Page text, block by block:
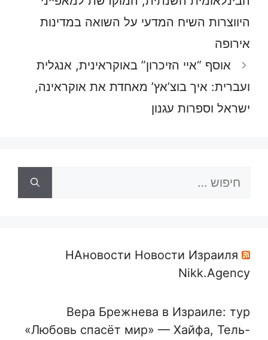
היווצרות השיח המדעי על השואה במדינות
אירופה
אוסף “איי הזיכרון” באוקראינית, אנגלית
ועברית: איך בוצ’אץ’ מאחדת את אוקראינה,
ישראל וספרות עגנון
НАновости Новости Израиля
Nikk.Agency
Вера Брежнева в Израиле: тур
«Любовь спасёт мир» — Хайфа, Тель-